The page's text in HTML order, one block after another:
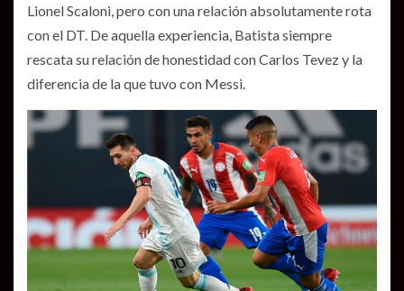
Lionel Scaloni, pero con una relación absolutamente rota
con el DT. De aquella experiencia, Batista siempre
rescata su relación de honestidad con Carlos Tevez y la
diferencia de la que tuvo con Messi.